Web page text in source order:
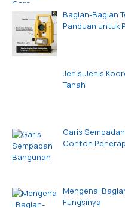
Bagian-Bagian
Panduan untuk
Jenis-Jenis
Tanah
Garis
Contoh
Mengenal
Fungsinya